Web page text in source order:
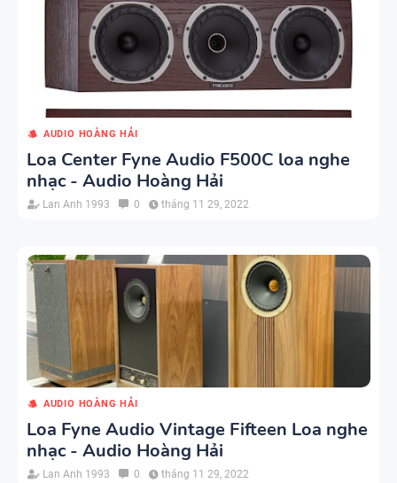
AUDIO HOÀNG HẢI
Loa Center Fyne Audio F500C loa nghe
nhạc - Audio Hoàng Hải
Lan Anh 1993 0 tháng 11 29, 2022
AUDIO HOÀNG HẢI
Loa Fyne Audio Vintage Fifteen Loa nghe
nhạc - Audio Hoàng Hải
Lan Anh 1993 0 tháng 11 29, 2022